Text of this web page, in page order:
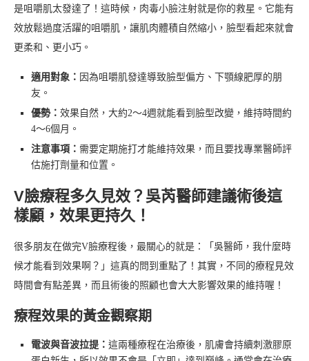
是咀嚼肌太發達了！這時候，肉毒小臉注射就是你的救星。它能有
效放鬆過度活躍的咀嚼肌，讓肌肉體積自然縮小，臉型看起來就會
更柔和、更小巧。
適用對象： 因為咀嚼肌發達導致臉型偏方、下顎線肥厚的朋
友。
優勢： 效果自然，大約2～4週就能看到臉型改變，維持時間約
4～6個月。
注意事項： 需要定期施打才能維持效果，而且要找專業醫師評
估施打劑量和位置。
V臉療程多久見效？吳芮醫師建議術後這
樣顧，效果更持久！
很多朋友在做完V臉療程後，最關心的就是：「吳醫師，我什麼時
候才能看到效果啊？」這真的問到重點了！其實，不同的療程見效
時間會有點差異，而且術後的照顧也會大大影響效果的維持喔！
療程效果的黃金觀察期
電波與音波拉提： 這兩種療程在治療後，肌膚會持續刺激膠原